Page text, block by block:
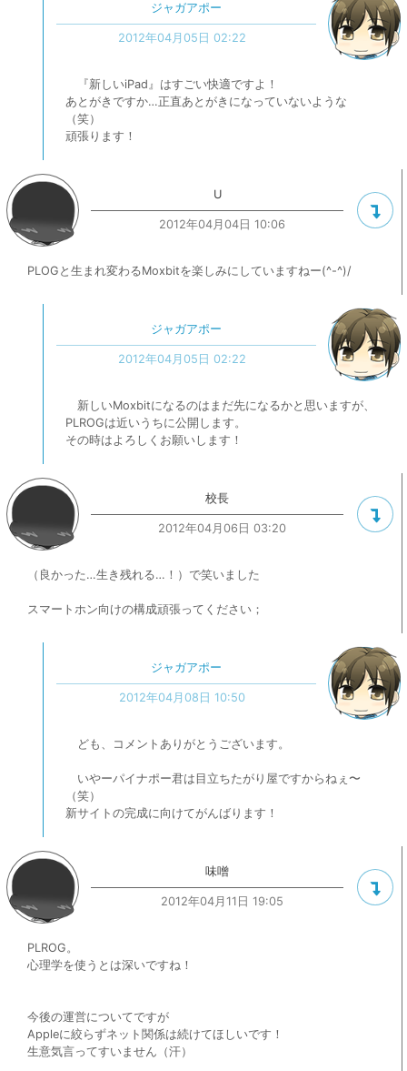
ジャガアポー
2012年04月05日 02:22
『新しいiPad』はすごい快適ですよ！
あとがきですか…正直あとがきになっていないような
（笑）
頑張ります！
U
2012年04月04日 10:06
PLOGと生まれ変わるMoxbitを楽しみにしていますねー(^-^)/
ジャガアポー
2012年04月05日 02:22
新しいMoxbitになるのはまだ先になるかと思いますが、
PLROGは近いうちに公開します。
その時はよろしくお願いします！
校長
2012年04月06日 03:20
（良かった…生き残れる…！）で笑いました
スマートホン向けの構成頑張ってください；
ジャガアポー
2012年04月08日 10:50
ども、コメントありがとうございます。
いやーパイナポー君は目立ちたがり屋ですからねぇ〜
（笑）
新サイトの完成に向けてがんばります！
味噌
2012年04月11日 19:05
PLROG。
心理学を使うとは深いですね！
今後の運営についてですが
Appleに絞らずネット関係は続けてほしいです！
生意気言ってすいません（汗）